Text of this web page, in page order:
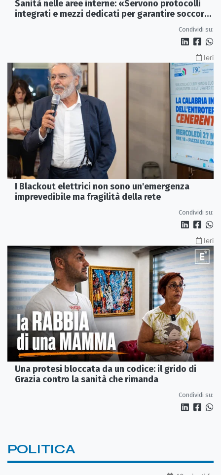
Sanità nelle aree interne: «Servono protocolli
integrati e mezzi dedicati per garantire soccorsi
Condividi su:
Ieri
I Blackout elettrici non sono un'emergenza
imprevedibile ma fragilità della rete
Condividi su:
Ieri
Una protesi bloccata da un codice: il grido di
Grazia contro la sanità che rimanda
Condividi su:
POLITICA